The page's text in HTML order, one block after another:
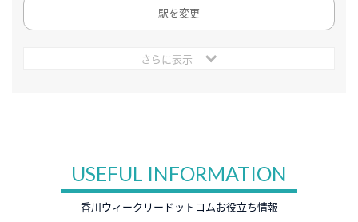
駅を変更
さらに表示
USEFUL INFORMATION
香川ウィークリードットコムお役立ち情報